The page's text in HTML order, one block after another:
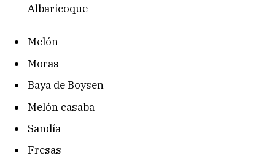
Albaricoque
Melón
Moras
Baya de Boysen
Melón casaba
Sandía
Fresas